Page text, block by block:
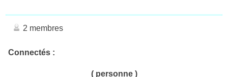
2 membres
Connectés :
( personne )